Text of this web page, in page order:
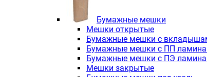
Электродвигатели
Электродвигатели
Трехфазные асинхронные
Независимая вентиляция
Взрывозащищенная
Одноступенчатые
Экономичные червячные
Компактные мотор-редукторы
Бумажные мешки
Мешки открытые
Бумажные мешки с
Бумажные мешки с ПП
Бумажные мешки с ПЭ
Мешки закрытые